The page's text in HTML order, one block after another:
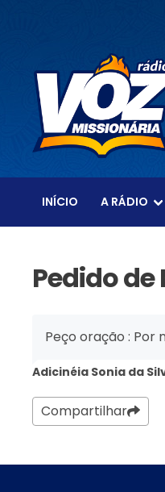
INÍCIO A RÁDIO
Pedido
Peço oração : Por
Adicinéia Sonia da
Compartilhar